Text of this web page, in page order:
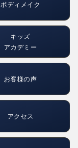
ボディメイク
キッズ
アカデミー
お客様の声
アクセス